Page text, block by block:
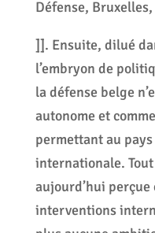
Défense,
]]. Ensuite, dilué
l’embryon de
la défense belge
autonome et
permettant au pays
internationale.
aujourd’hui perçue
interventions